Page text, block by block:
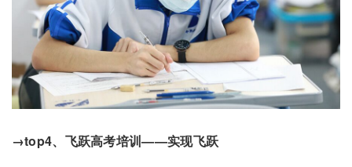
→top4、飞跃高考培训——实现飞跃